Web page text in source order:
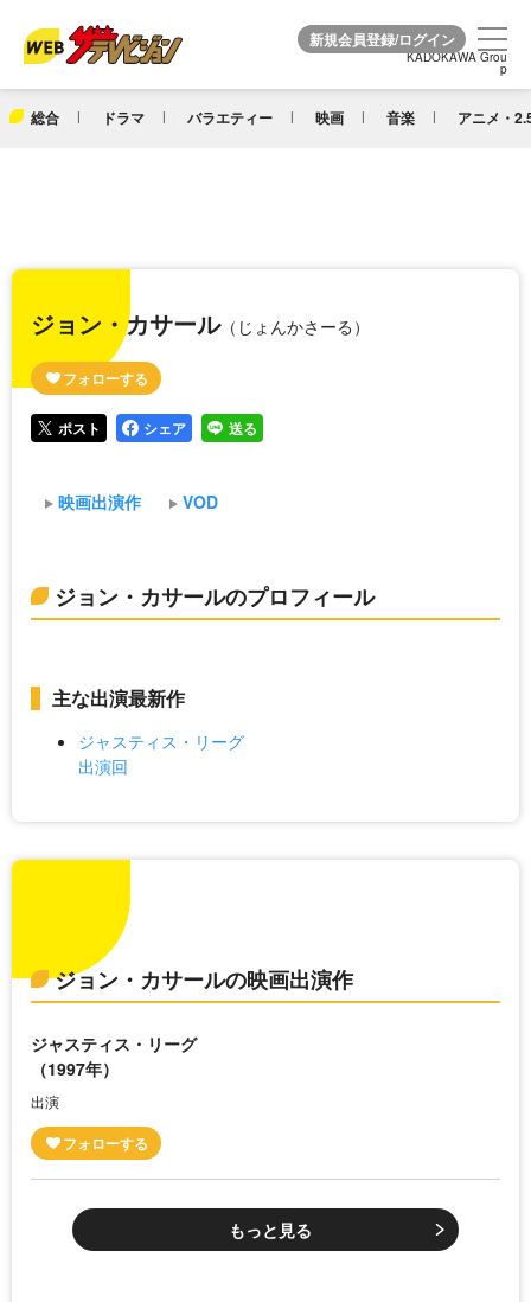
KADOKAWA Grou
p
総合 ドラマ バラエティー 映画 音楽 アニメ・
KADOKAWA Grou
p
ジョン・カサール（じょんかさーる）
ポスト シェア 送る
映画出演作 VOD
ジョン・カサールのプロフィール
主な出演最新作
ジャスティス・リーグ
出演回
ジョン・カサールの映画出演作
ジャスティス・リーグ
（1997年）
出演
もっと見る